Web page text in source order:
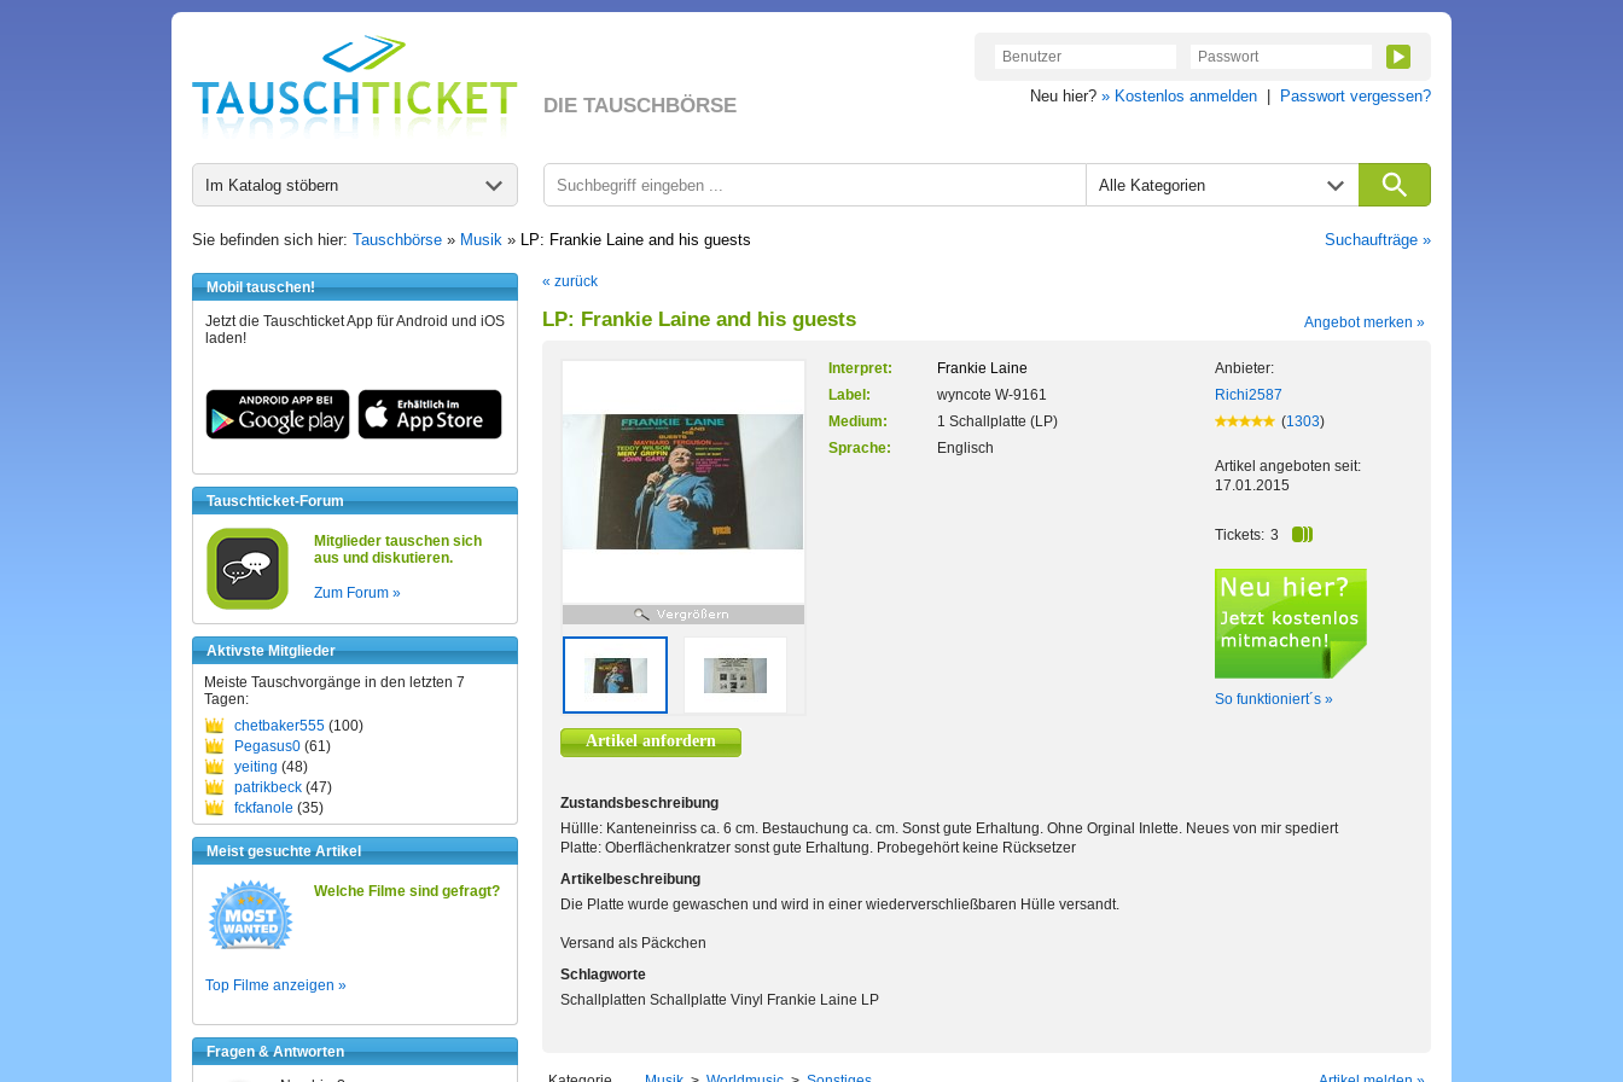
DIE TAUSCHBÖRSE Neu hier? » Kostenlos anmelden Passwort vergessen?
Im Katalog stöbern Alle Kategorien
Sie befinden sich hier: Tauschbörse » Musik » LP: Frankie Laine and his guests Suchaufträge »
Mobil tauschen!
Jetzt die Tauschticket App für Android und iOS
laden!
Tauschticket-Forum
Mitglieder tauschen sich
aus und diskutieren.
Zum Forum »
Aktivste Mitglieder
Meiste Tauschvorgänge in den letzten 7
Tagen:
chetbaker555 (100)
Pegasus0 (61)
yeiting (48)
patrikbeck (47)
fckfanole (35)
Meist gesuchte Artikel
Welche Filme sind gefragt?
Top Filme anzeigen »
Fragen & Antworten
« zurück
LP: Frankie Laine and his guests Angebot merken »
Artikel anfordern
Interpret:
Frankie Laine
Label:
wyncote W-9161
Medium:
1 Schallplatte (LP)
Sprache:
Englisch
Anbieter:
Richi2587
(1303)
Artikel angeboten seit:
17.01.2015
Tickets: 3
So funktioniert´s »
Zustandsbeschreibung
Hüllle: Kanteneinriss ca. 6 cm. Bestauchung ca. cm. Sonst gute Erhaltung. Ohne Orginal Inlette. Neues von mir spediert
Platte: Oberflächenkratzer sonst gute Erhaltung. Probegehört keine Rücksetzer
Artikelbeschreibung
Die Platte wurde gewaschen und wird in einer wiederverschließbaren Hülle versandt.
Versand als Päckchen
Schlagworte
Schallplatten Schallplatte Vinyl Frankie Laine LP